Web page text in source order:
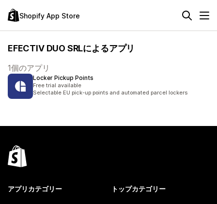
Shopify App Store
EFECTIV DUO SRLによるアプリ
1個のアプリ
Locker Pickup Points
Free trial available
Selectable EU pick-up points and automated parcel lockers
アプリカテゴリー トップカテゴリー